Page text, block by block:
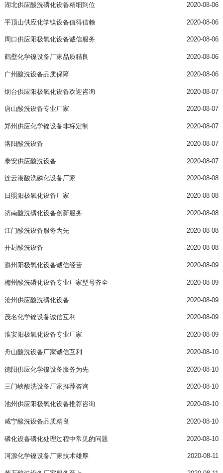
湖北供应酸洗磷化设备精细到位 2020-08-06
平顶山供应化学镍设备值得信赖 2020-08-06
周口供应阳极氧化设备诚信服务 2020-08-06
鹤壁化学镍设备厂家品质精良 2020-08-06
广州酸洗设备品质保障 2020-08-06
烟台供应阳极氧化设备欢迎咨询 2020-08-07
唐山酸洗设备专业厂家 2020-08-07
郑州供应化学镍设备非标定制 2020-08-07
洛阳酸洗设备 2020-08-07
泰安供应酸洗设备 2020-08-07
连云港酸洗磷化设备厂家 2020-08-08
日照阳极氧化设备厂家 2020-08-08
济南酸洗磷化设备创新服务 2020-08-08
江门酸洗设备服务为先 2020-08-08
开封酸洗设备 2020-08-08
滁州阳极氧化设备诚信经营 2020-08-09
梅州酸洗磷化设备专业厂家型号齐全 2020-08-09
沧州供应酸洗磷化设备 2020-08-09
茂名化学镍设备诚信互利 2020-08-09
淮安阳极氧化设备专业厂家 2020-08-09
舟山酸洗设备厂家诚信互利 2020-08-10
德阳供应化学镍设备服务为先 2020-08-10
三门峡酸洗设备厂家推荐咨询 2020-08-10
池州供应阳极氧化设备推荐咨询 2020-08-10
咸宁酸洗设备品质精良 2020-08-10
磷化设备磷化处理过程中常见的问题 2020-08-10
河源化学镍设备厂家技术雄厚 2020-08-11